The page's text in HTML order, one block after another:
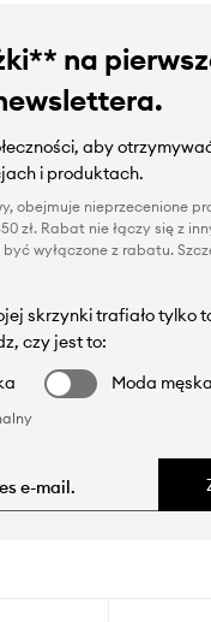
na
aby
i produktach.
obejmuje nieprzecenione
zł. Rabat nie łączy się z
wyłączone z rabatu.
skrzynki trafiało tylko
czy jest to:
Moda męska